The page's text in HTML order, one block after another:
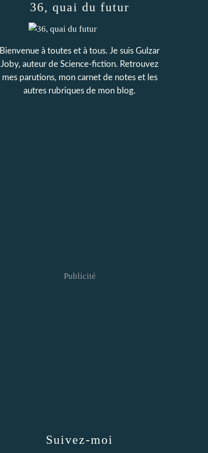
36, quai du futur
Bienvenue à toutes et à tous. Je suis Gulzar
Joby, auteur de Science-fiction. Retrouvez
mes parutions, mon carnet de notes et les
autres rubriques de mon blog.
Suivez-moi
Publicité